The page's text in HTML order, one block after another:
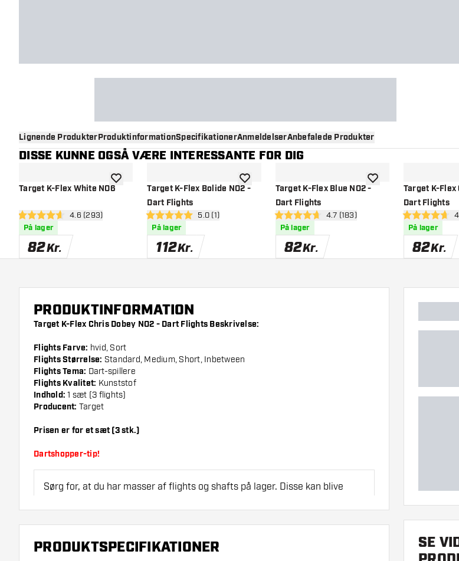
Lignende ProdukterProduktinformationSpecifikationerAnmeldelserAnbefalede Produkter
DISSE KUNNE OGSÅ VÆRE INTERESSANTE FOR DIG
Target K-Flex White NO6
åbn anmeldelsespanel
4.6 bedømmelsesstjerner
4.6 (293)
På lager
82Kr.
tilføje til ønskelisteTarget K-Flex Bolide NO2 -
Dart Flights
åbn anmeldelsespanel
5 bedømmelsesstjerner
5.0 (1)
På lager
112Kr.
tilføje til ønskelisteTarget K-Flex Blue NO2 -
Dart Flights
åbn anmeldelsespanel
4.7 bedømmelsesstjerner
4.7 (183)
På lager
82Kr.
tilføje til ønskeliste
Target K-Flex
Dart Flights
4.7
På lager
82Kr.
PRODUKTINFORMATION
Target K-Flex Chris Dobey NO2 - Dart Flights Beskrivelse:
Flights Farve: hvid, Sort
Flights Størrelse: Standard, Medium, Short, Inbetween
Flights Tema: Dart-spillere
Flights Kvalitet: Kunststof
Indhold: 1 sæt (3 flights)
Producent: Target
Prisen er for et sæt (3 stk.)
Dartshopper-tip!
Sørg for, at du har masser af flights og shafts på lager. Disse kan blive
for at finde ud af, hvilken der passer bedst til dig!
PRODUKTSPECIFIKATIONER
SE